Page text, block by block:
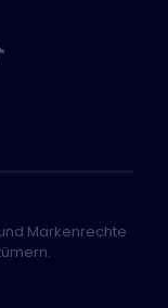
Markenrechte